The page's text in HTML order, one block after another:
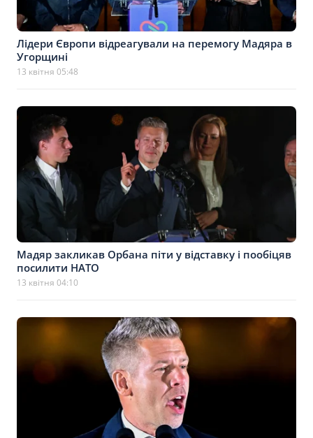
Лідери Європи відреагували на перемогу Мадяра в
Угорщині
13 квітня 05:48
Мадяр закликав Орбана піти у відставку і пообіцяв
посилити НАТО
13 квітня 04:10